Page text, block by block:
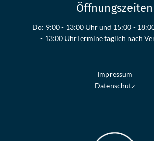
Öffnungszeiten
Do: 9:00 - 13:00 Uhr und 15:00 -
- 13:00 Uhr ​​​​​​​Termine täglich nach
Impressum
Datenschutz